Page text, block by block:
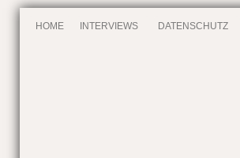
HOME INTERVIEWS DATENSCHUTZ